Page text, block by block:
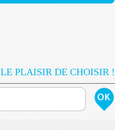
LE PLAISIR DE CHOISIR !